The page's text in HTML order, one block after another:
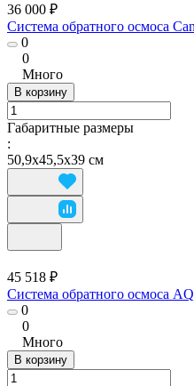
36 000 ₽
Система обратного осмоса
0
0
Много
В корзину
Габаритные размеры
:
50,9х45,5х39 см
45 518 ₽
Система обратного осмоса
0
0
Много
В корзину